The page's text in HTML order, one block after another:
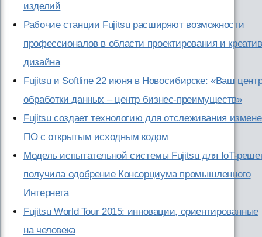
изделий
Рабочие станции Fujitsu расширяют возможности
профессионалов в области проектирования и
дизайна
Fujitsu и Softline 22 июня в Новосибирске: «Ваш
обработки данных – центр бизнес-преимуществ»
Fujitsu создает технологию для отслеживания
ПО с открытым исходным кодом
Модель испытательной системы Fujitsu для IoT-
получила одобрение Консорциума промышленного
Интернета
Fujitsu World Tour 2015: инновации, ориентированные
на человека